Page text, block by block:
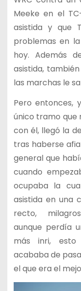
Meeke en el
asistida y que
problemas en
hoy. Además
asistida,
las marchas le
Pero entonces,
único tramo que
con él, llegó la
tras haberse
general que
cuando
ocupaba la
asistida en una
recto,
aunque perdía
más inri, esto
acababa de
el que era el